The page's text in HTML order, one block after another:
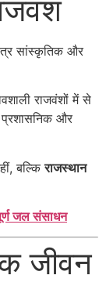
सांस्कृतिक और
राजवंशों में से
और
बल्किराजस्थान
जल संसाधन
जीवन